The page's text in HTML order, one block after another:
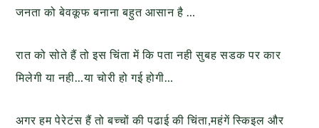
जनता को बेवकूफ बनाना बहुत आसान है …
रात को सोते हैं तो इस चिंता में कि पता नही सुबह सडक पर कार
मिलेगी या नही…या चोरी हो गई होगी…
अगर हम पेरेटंस हैं तो बच्चों की पढाई की चिंता,महंगें स्किइल और